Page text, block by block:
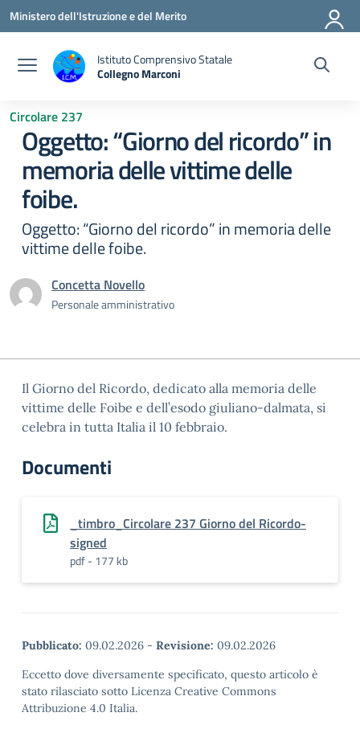
Vai ai contenuti
Vai al menu di navigazione
Vai al footer
Ministero dell'Istruzione e del Merito
Istituto Comprensivo Statale
Collegno Marconi
Circolare 237
Oggetto: “Giorno del ricordo” in
memoria delle vittime delle
foibe.
Oggetto: “Giorno del ricordo” in memoria delle
vittime delle foibe.
Concetta Novello
Personale amministrativo
Il Giorno del Ricordo, dedicato alla memoria delle
vittime delle Foibe e dell’esodo giuliano-dalmata, si
celebra in tutta Italia il 10 febbraio.
Documenti
_timbro_Circolare 237 Giorno del Ricordo-
signed
pdf - 177 kb
Pubblicato: 09.02.2026 - Revisione: 09.02.2026
Eccetto dove diversamente specificato, questo articolo è
stato rilasciato sotto Licenza Creative Commons
Attribuzione 4.0 Italia.